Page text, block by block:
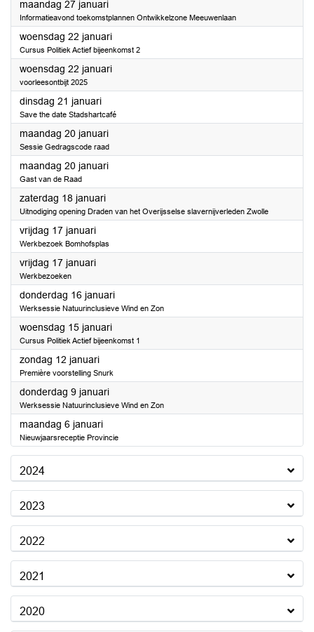
maandag 27 januari2025
Informatieavond toekomstplannen Ontwikkelzone Meeuwenlaan
woensdag 22 januari2025
Cursus Politiek Actief bijeenkomst 2
woensdag 22 januari2025
voorleesontbijt 2025
dinsdag 21 januari2025
Save the date Stadshartcafé
maandag 20 januari2025
Sessie Gedragscode raad
maandag 20 januari2025
Gast van de Raad
zaterdag 18 januari2025
Uitnodiging opening Draden van het Overijsselse slavernijverleden Zwolle
vrijdag 17 januari2025
Werkbezoek Bomhofsplas
vrijdag 17 januari2025
Werkbezoeken
donderdag 16 januari2025
Werksessie Natuurinclusieve Wind en Zon
woensdag 15 januari2025
Cursus Politiek Actief bijeenkomst 1
zondag 12 januari2025
Première voorstelling Snurk
donderdag 9 januari2025
Werksessie Natuurinclusieve Wind en Zon
maandag 6 januari2025
Nieuwjaarsreceptie Provincie
2024
2023
2022
2021
2020